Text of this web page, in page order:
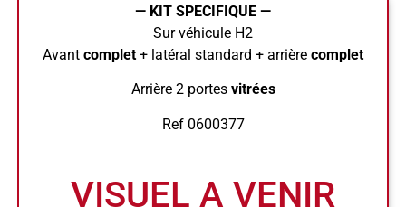
— KIT SPECIFIQUE —
Sur véhicule H2
Avant complet + latéral standard + arrière complet
Arrière 2 portes vitrées
Ref 0600377
VISUEL A VENIR